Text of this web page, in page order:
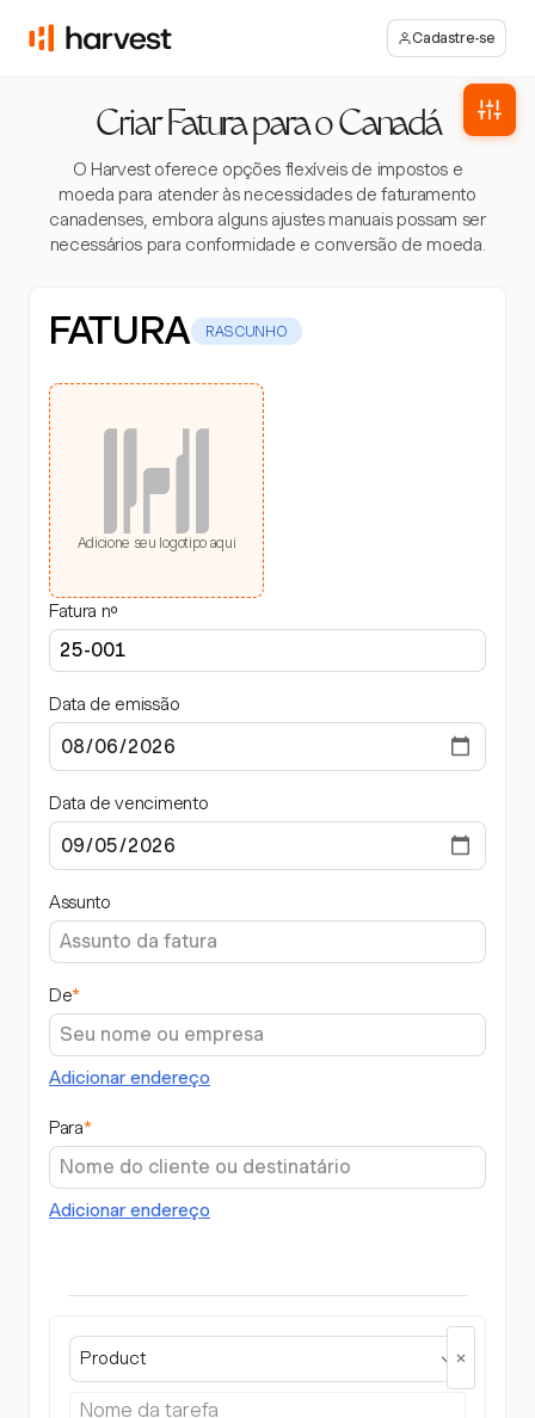
Cadastre-se
Criar Fatura para o Canadá
O Harvest oferece opções flexíveis de impostos e
moeda para atender às necessidades de faturamento
canadenses, embora alguns ajustes manuais possam ser
necessários para conformidade e conversão de moeda.
FATURA RASCUNHO
Adicione seu logotipo aqui
Fatura nº
Data de emissão
Data de vencimento
Assunto
De*
Adicionar endereço
Para*
Adicionar endereço
Product